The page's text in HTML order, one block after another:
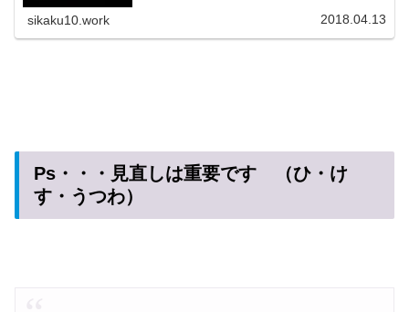
sikaku10.work 2018.04.13
Ps・・・見直しは重要です （ひ・け
す・うつわ）